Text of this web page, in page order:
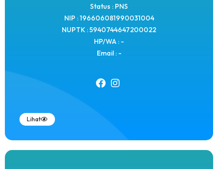
Status : PNS
NIP : 196606081990031004
NUPTK : 5940744647200022
HP/WA : -
Email : -
Lihat